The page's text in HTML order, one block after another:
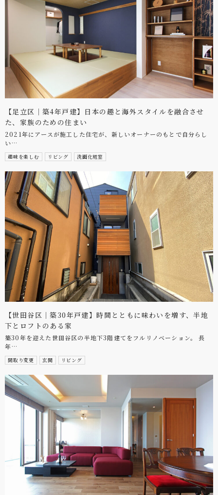
【足立区｜築4年戸建】日本の趣と海外スタイルを融合させ
た、家族のための住まい
2021年にアースが施工した住宅が、新しいオーナーのもとで自分らし
い…
趣味を楽しむ リビング 洗面化粧室
【世田谷区｜築30年戸建】時間とともに味わいを増す、半地
下とロフトのある家
築30年を迎えた世田谷区の半地下3階建てをフルリノベーション。 長
年…
間取り変更 玄関 リビング